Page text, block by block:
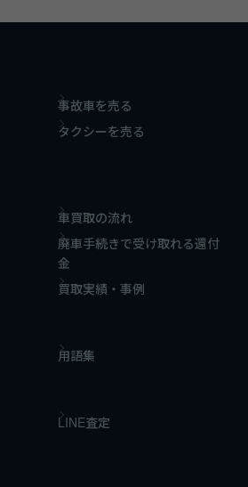
事故車を売る
タクシーを売る
車買取の流れ
廃車手続きで受け取れる還付
金
買取実績・事例
用語集
LINE査定